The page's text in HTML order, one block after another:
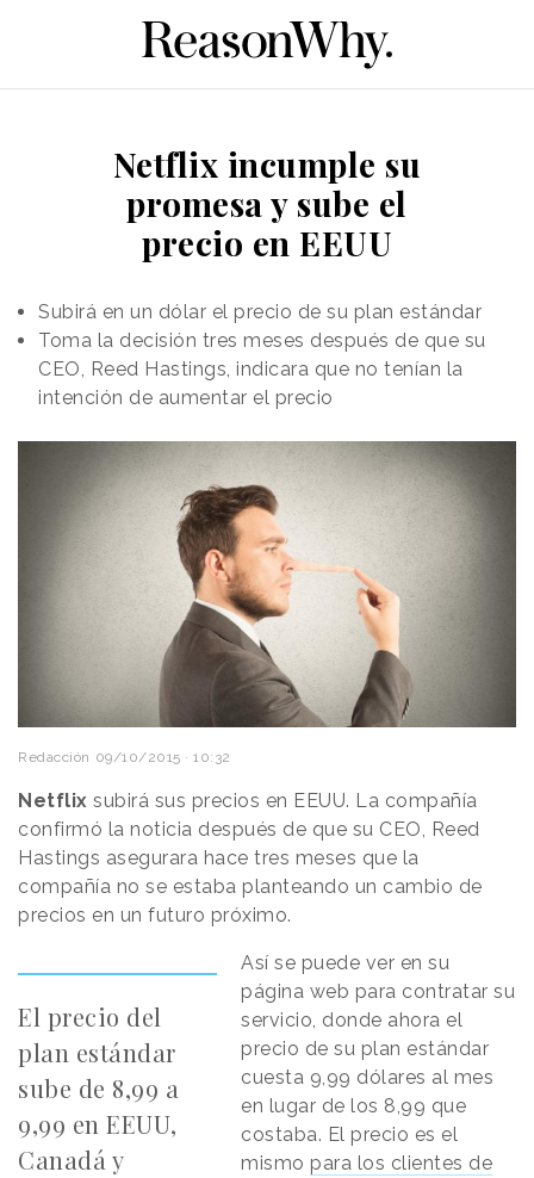
Netflix incumple su
promesa y sube el
precio en EEUU
Subirá en un dólar el precio de su plan estándar
Toma la decisión tres meses después de que su
CEO, Reed Hastings, indicara que no tenían la
intención de aumentar el precio
Redacción 09/10/2015 · 10:32
Netflix subirá sus precios en EEUU. La compañía
confirmó la noticia después de que su CEO, Reed
Hastings asegurara hace tres meses que la
compañía no se estaba planteando un cambio de
precios en un futuro próximo.
El precio del
plan estándar
sube de 8,99 a
9,99 en EEUU,
Canadá y
Así se puede ver en su
página web para contratar su
servicio, donde ahora el
precio de su plan estándar
cuesta 9,99 dólares al mes
en lugar de los 8,99 que
costaba. El precio es el
mismo para los clientes de